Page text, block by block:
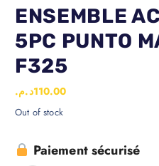
ENSEMBLE
5PC PUNTO
F325
110.00د.م.
Out of stock
Paiement sécurisé